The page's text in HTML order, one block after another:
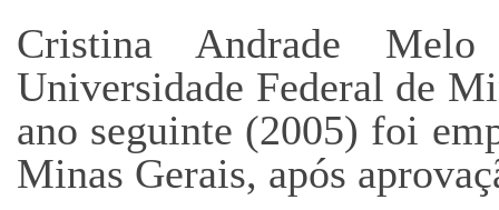
Cristina Andrade
Universidade Federal de
ano seguinte (2005) foi
Minas Gerais, após